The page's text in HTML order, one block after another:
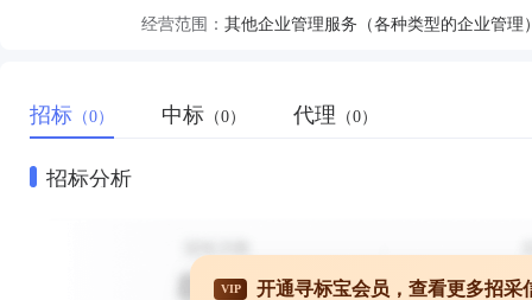
经营范围：
招标 （0） 中标 （0） 代理 （0）
招标分析
VIP 开通寻标宝会员，查看更多招采